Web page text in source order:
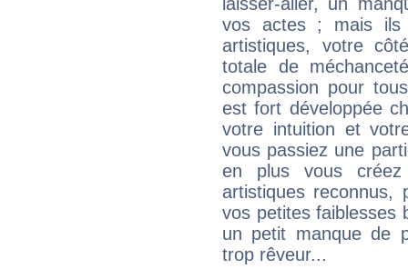
vos actes ; mais ils
artistiques, votre
totale de
compassion pour
est fort développée
votre intuition et
vous passiez une
en plus vous
artistiques reconnus,
vos petites faiblesses
un petit manque de
trop rêveur...